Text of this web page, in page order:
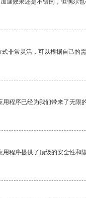
速效果还是不错的，但偶尔
非常灵活，可以根据自己的
程序已经为我们带来了无限
程序提供了顶级的安全性和